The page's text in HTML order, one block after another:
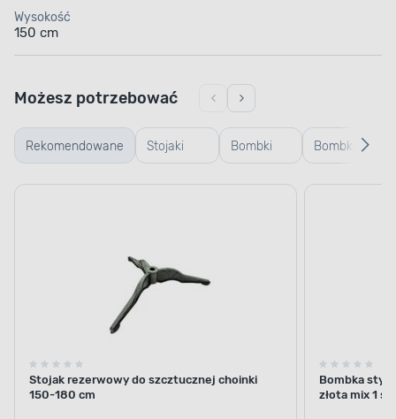
Wysokość
150 cm
Rekomendowane Stojaki
choinkowe
Bombki
plastikowe
Bombki
szklane
Możesz potrzebować
Stojak rezerwowy do szcztucznej choinki
150-180 cm
Bombka
złota mix 1